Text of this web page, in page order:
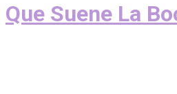
Que Suene La